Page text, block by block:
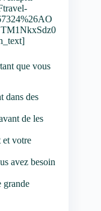
que vous
dans des
de les
et votre
avez besoin
grande